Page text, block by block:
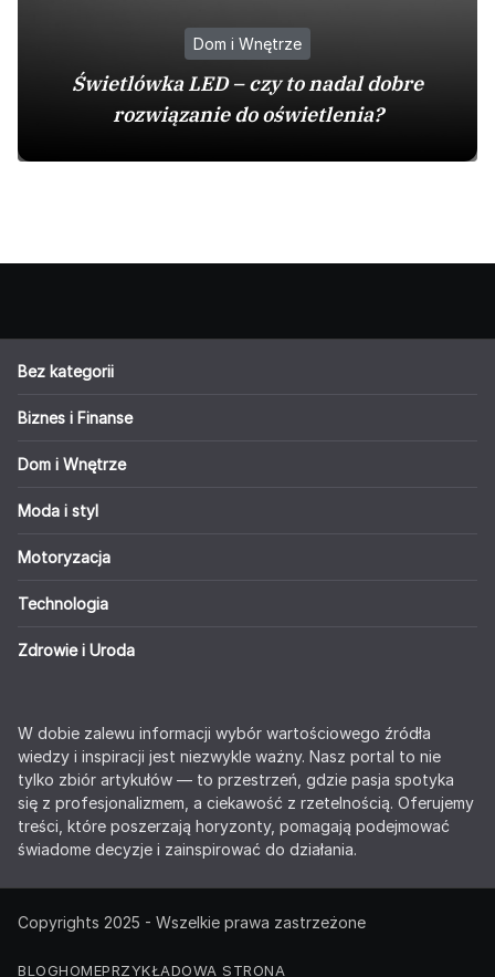
Dom i Wnętrze
Świetlówka LED – czy to nadal dobre
rozwiązanie do oświetlenia?
Bez kategorii
Biznes i Finanse
Dom i Wnętrze
Moda i styl
Motoryzacja
Technologia
Zdrowie i Uroda
W dobie zalewu informacji wybór wartościowego źródła
wiedzy i inspiracji jest niezwykle ważny. Nasz portal to nie
tylko zbiór artykułów — to przestrzeń, gdzie pasja spotyka
się z profesjonalizmem, a ciekawość z rzetelnością. Oferujemy
treści, które poszerzają horyzonty, pomagają podejmować
świadome decyzje i zainspirować do działania.
Copyrights 2025 - Wszelkie prawa zastrzeżone
BLOGHOMEPRZYKŁADOWA STRONA